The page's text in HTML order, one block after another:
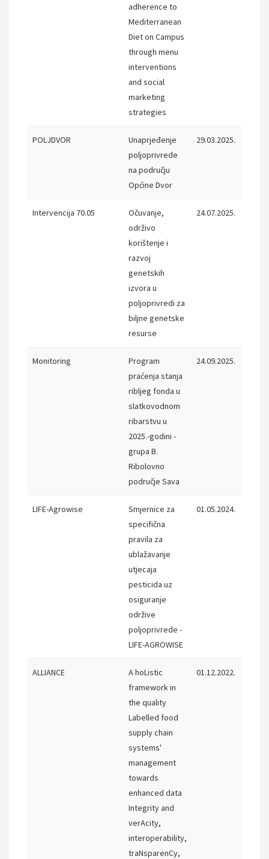
adherence to
Mediterranean
Diet on Campus
through menu
interventions
and social
marketing
strategies
POLJDVOR
Unaprjeđenje
poljoprivrede
na području
Općine Dvor
29.03.2025.
Intervencija 70.05
Očuvanje,
održivo
korištenje i
razvoj
genetskih
izvora u
poljoprivredi za
biljne genetske
resurse
24.07.2025.
Monitoring
Program
praćenja stanja
ribljeg fonda u
slatkovodnom
ribarstvu u
2025.-godini -
grupa B.
Ribolovno
područje Sava
24.09.2025.
LIFE-Agrowise
Smjernice za
specifična
pravila za
ublažavanje
utjecaja
pesticida uz
osiguranje
održive
poljoprivrede -
LIFE-AGROWISE
01.05.2024.
ALLIANCE
A hoListic
framework in
the quality
Labelled food
supply chain
systems'
management
towards
enhanced data
Integrity and
verAcity,
interoperability,
traNsparenCy,
01.12.2022.